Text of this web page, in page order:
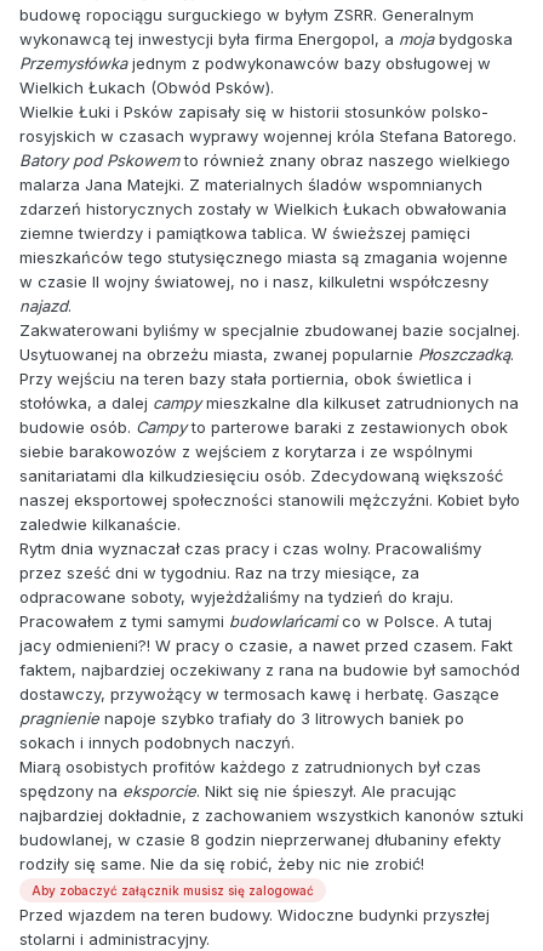
budowę ropociągu surguckiego w byłym ZSRR. Generalnym
wykonawcą tej inwestycji była firma Energopol, a mojabydgoska
Przemysłówkajednym z podwykonawców bazy obsługowej w
Wielkich Łukach (Obwód Psków).
Wielkie Łuki i Psków zapisały się w historii stosunków polsko-
rosyjskich w czasach wyprawy wojennej króla Stefana Batorego.
Batory pod Pskowemto również znany obraz naszego wielkiego
malarza Jana Matejki. Z materialnych śladów wspomnianych
zdarzeń historycznych zostały w Wielkich Łukach obwałowania
ziemne twierdzy i pamiątkowa tablica. W świeższej pamięci
mieszkańców tego stutysięcznego miasta są zmagania wojenne
w czasie II wojny światowej, no i nasz, kilkuletni współczesny
najazd.
Zakwaterowani byliśmy w specjalnie zbudowanej bazie socjalnej.
Usytuowanej na obrzeżu miasta, zwanej popularnie Płoszczadką.
Przy wejściu na teren bazy stała portiernia, obok świetlica i
stołówka, a dalej campymieszkalne dla kilkuset zatrudnionych na
budowie osób. Campyto parterowe baraki z zestawionych obok
siebie barakowozów z wejściem z korytarza i ze wspólnymi
sanitariatami dla kilkudziesięciu osób. Zdecydowaną większość
naszej eksportowej społeczności stanowili mężczyźni. Kobiet było
zaledwie kilkanaście.
Rytm dnia wyznaczał czas pracy i czas wolny. Pracowaliśmy
przez sześć dni w tygodniu. Raz na trzy miesiące, za
odpracowane soboty, wyjeżdżaliśmy na tydzień do kraju.
Pracowałem z tymi samymi budowlańcamico w Polsce. A tutaj
jacy odmienieni?! W pracy o czasie, a nawet przed czasem. Fakt
faktem, najbardziej oczekiwany z rana na budowie był samochód
dostawczy, przywożący w termosach kawę i herbatę. Gaszące
pragnienie napoje szybko trafiały do 3 litrowych baniek po
sokach i innych podobnych naczyń.
Miarą osobistych profitów każdego z zatrudnionych był czas
spędzony na eksporcie. Nikt się nie śpieszył. Ale pracując
najbardziej dokładnie, z zachowaniem wszystkich kanonów sztuki
budowlanej, w czasie 8 godzin nieprzerwanej dłubaniny efekty
rodziły się same. Nie da się robić, żeby nic nie zrobić!
Aby zobaczyć załącznik musisz się zalogować
Przed wjazdem na teren budowy. Widoczne budynki przyszłej
stolarni i administracyjny.